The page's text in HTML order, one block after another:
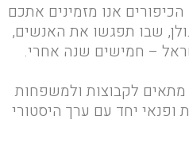
אנו מזמינים אתכם
שבו תפגשו את האנשים,
– חמישים שנה אחרי.
לקבוצות ולמשפחות
ופנאי יחד עם ערך היסטורי